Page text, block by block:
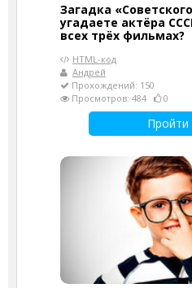
Загадка
угадаете актёра
всех трёх фильмах?
HTML-код
Андрей
Прохождений: 150
Просмотров: 484
0
Пройти